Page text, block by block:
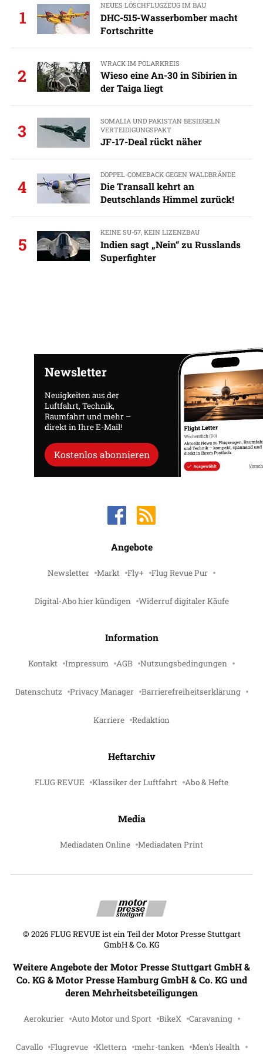
1
NEUES LÖSCHFLUGZEUG IM BAU
DHC-515-Wasserbomber macht
Fortschritte
2
WRACK IM POLARKREIS
Wieso eine An-30 in Sibirien in
der Taiga liegt
3
SOMALIA UND PAKISTAN BESIEGELN
VERTEIDIGUNGSPAKT
JF-17-Deal rückt näher
4
DOPPEL-COMEBACK GEGEN WALDBRÄNDE
Die Transall kehrt an
Deutschlands Himmel zurück!
5
KEINE SU-57, KEIN LIZENZBAU
Indien sagt „Nein“ zu Russlands
Superfighter
Newsletter
Neuigkeiten aus der
Luftfahrt, Technik,
Raumfahrt und mehr –
direkt in Ihre E-Mail!
Kostenlos abonnieren
Angebote
Newsletter Markt Fly+ Flug Revue Pur
Digital-Abo hier kündigen Widerruf digitaler Käufe
Information
Kontakt Impressum AGB Nutzungsbedingungen
Datenschutz Privacy Manager Barrierefreiheitserklärung
Karriere Redaktion
Heftarchiv
FLUG REVUE Klassiker der Luftfahrt Abo & Hefte
Media
Mediadaten Online Mediadaten Print
© 2026 FLUG REVUE ist ein Teil der Motor Presse Stuttgart
GmbH & Co. KG
Weitere Angebote der Motor Presse Stuttgart GmbH &
Co. KG & Motor Presse Hamburg GmbH & Co. KG und
deren Mehrheitsbeteiligungen
Aerokurier Auto Motor und Sport BikeX Caravaning
Cavallo Flugrevue Klettern mehr-tanken Men's Health